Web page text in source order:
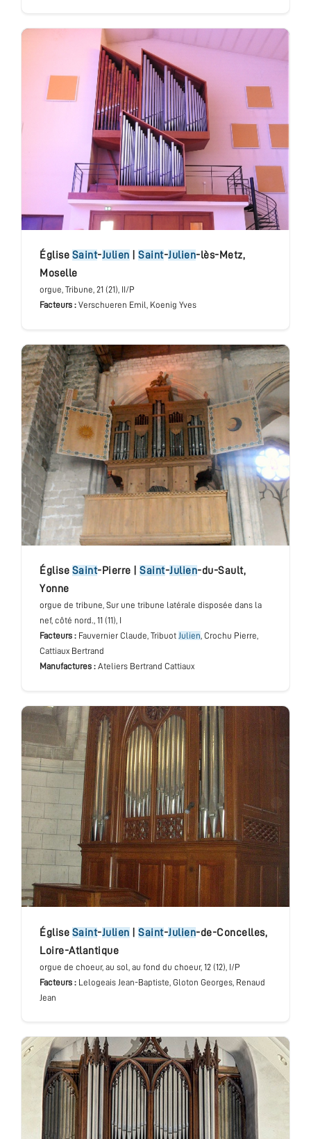
église Saint-Julien Saint-Julien-lès-Metz,
Moselle
orgue, Tribune, 21 (21), II/P
Facteurs : Verschueren Emil, Koenig Yves
église Saint-Pierre Saint-Julien-du-Sault,
Yonne
orgue de tribune, Sur une tribune latérale disposée dans la
nef, côté nord., 11 (11), I
Facteurs :
Fauvernier Claude, Tribuot Julien, Crochu Pierre,
Cattiaux Bertrand
Manufactures : Ateliers Bertrand Cattiaux
église Saint-Julien Saint-Julien-de-Concelles,
Loire-Atlantique
orgue de choeur, au sol, au fond du choeur, 12 (12), I/P
Facteurs : Lelogeais Jean-Baptiste, Gloton Georges, Renaud
Jean